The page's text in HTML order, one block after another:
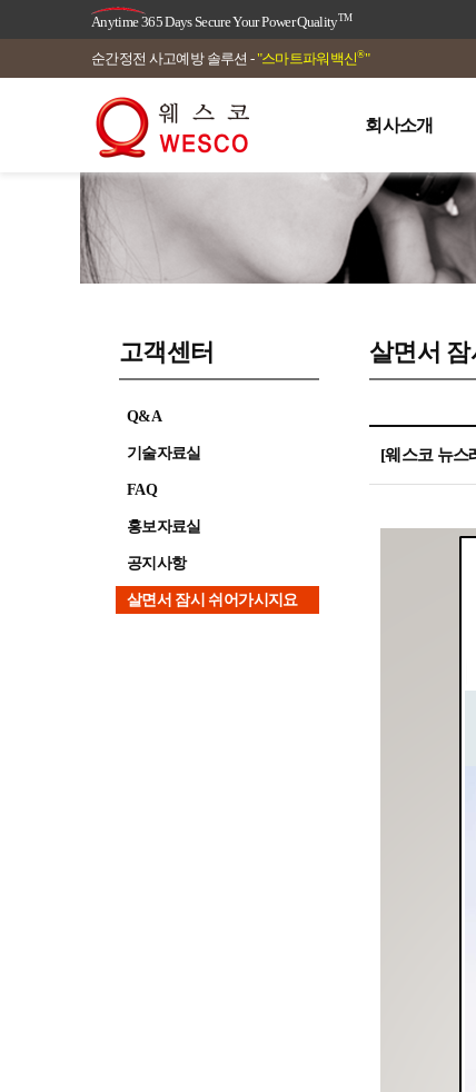
Anytime 365 Days Secure Your Power QualityTM
순간정전 사고예방 솔루션 - "스마트파워백신®"
회사소개
고객센터
Q&A
기술자료실
FAQ
홍보자료실
공지사항
살면서 잠시 쉬어가시지요
살면서
[웨스코 뉴스